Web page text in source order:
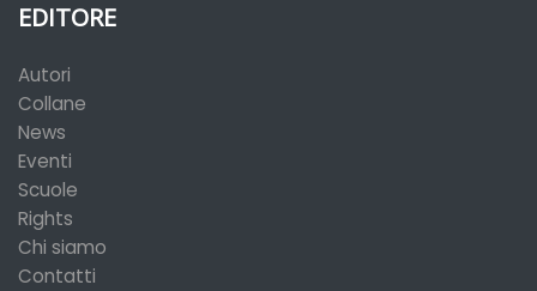
EDITORE
Autori
Collane
News
Eventi
Scuole
Rights
Chi siamo
Contatti